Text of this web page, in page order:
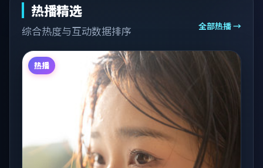
热播精选
综合热度与互动数据排序 全部热播 →
热播